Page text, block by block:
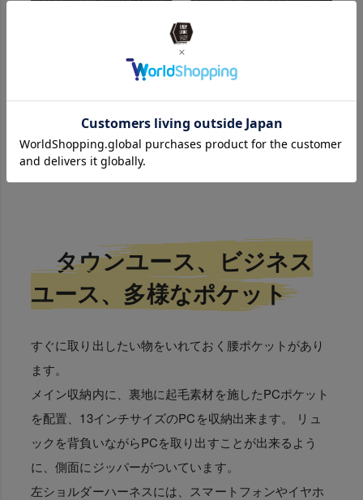
タウンユース、ビジネス
ユース、多様なポケット
すぐに取り出したい物をいれておく腰ポケットがあり
ます。
メイン収納内に、裏地に起毛素材を施したPCポケット
を配置、13インチサイズのPCを収納出来ます。 リュ
ックを背負いながらPCを取り出すことが出来るよう
に、側面にジッパーがついています。
左ショルダーハーネスには、スマートフォンやイヤホ